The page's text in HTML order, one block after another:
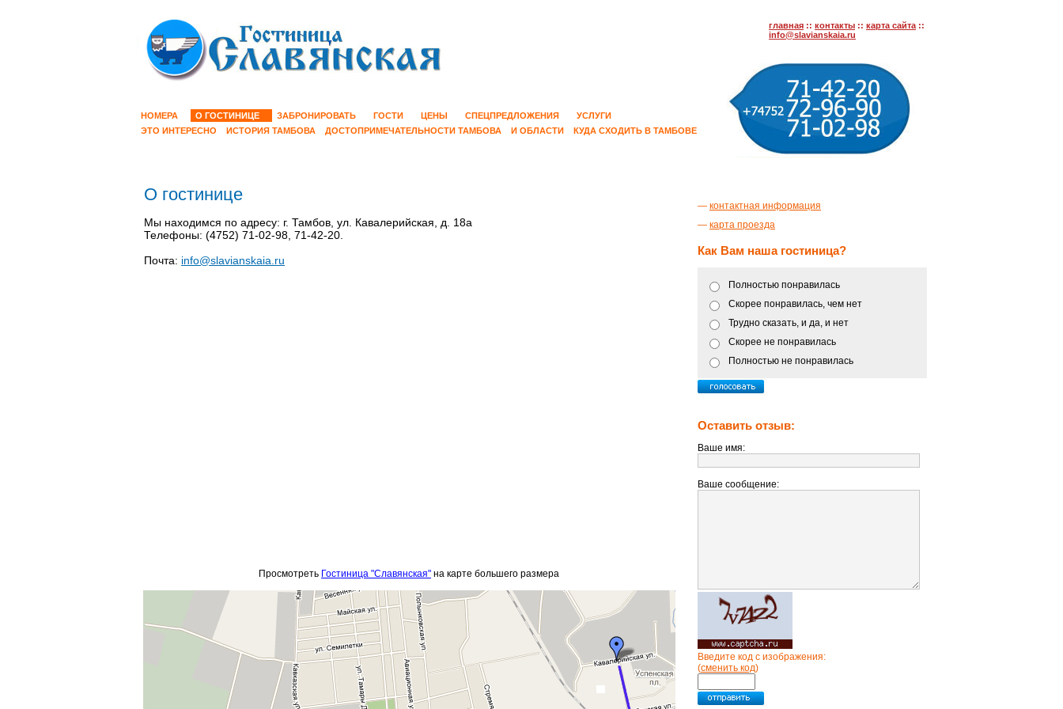
НОМЕРА О ГОСТИНИЦЕ ЗАБРОНИРОВАТЬ ГОСТИ ЦЕНЫ СПЕЦПРЕДЛОЖЕНИЯ
УСЛУГИ
ЭТО ИНТЕРЕСНО
ИСТОРИЯ ТАМБОВА ДОСТОПРИМЕЧАТЕЛЬНОСТИ ТАМБОВА И ОБЛАСТИ КУДА СХОДИТЬ В ТАМБОВЕ
главная :: контакты :: карта сайта ::
info@slavianskaia.ru
О гостинице
Мы находимся по адресу: г. Тамбов, ул. Кавалерийская, д. 18а
Телефоны: (4752) 71-02-98, 71-42-20.
Почта: info@slavianskaia.ru
Просмотреть Гостиница "Славянская" на карте большего размера
— контактная информация
— карта проезда
Как Вам наша гостиница?
Полностью понравилась
Скорее понравилась, чем нет
Трудно сказать, и да, и нет
Скорее не понравилась
Полностью не понравилась
Оставить отзыв:
Ваше имя:
Ваше сообщение:
Введите код с изображения:
(сменить код)